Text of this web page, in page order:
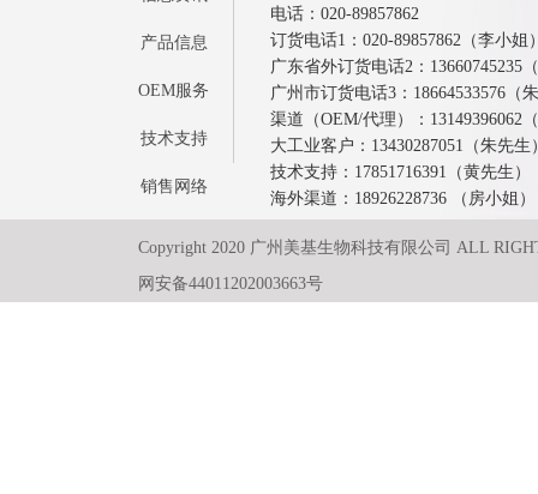
产品信息
OEM服务
技术支持
销售网络
电话：020-89857862
订货电话1：020-89857862（李小姐
广东省外订货电话2：13660745235
广州市订货电话3：18664533576（
渠道（OEM/代理）：13149396062
大工业客户：13430287051（朱先生
技术支持：17851716391（黄先生）
海外渠道：18926228736 （房小姐）
Copyright 2020 广州美基生物科技有限公司 ALL
网安备44011202003663号